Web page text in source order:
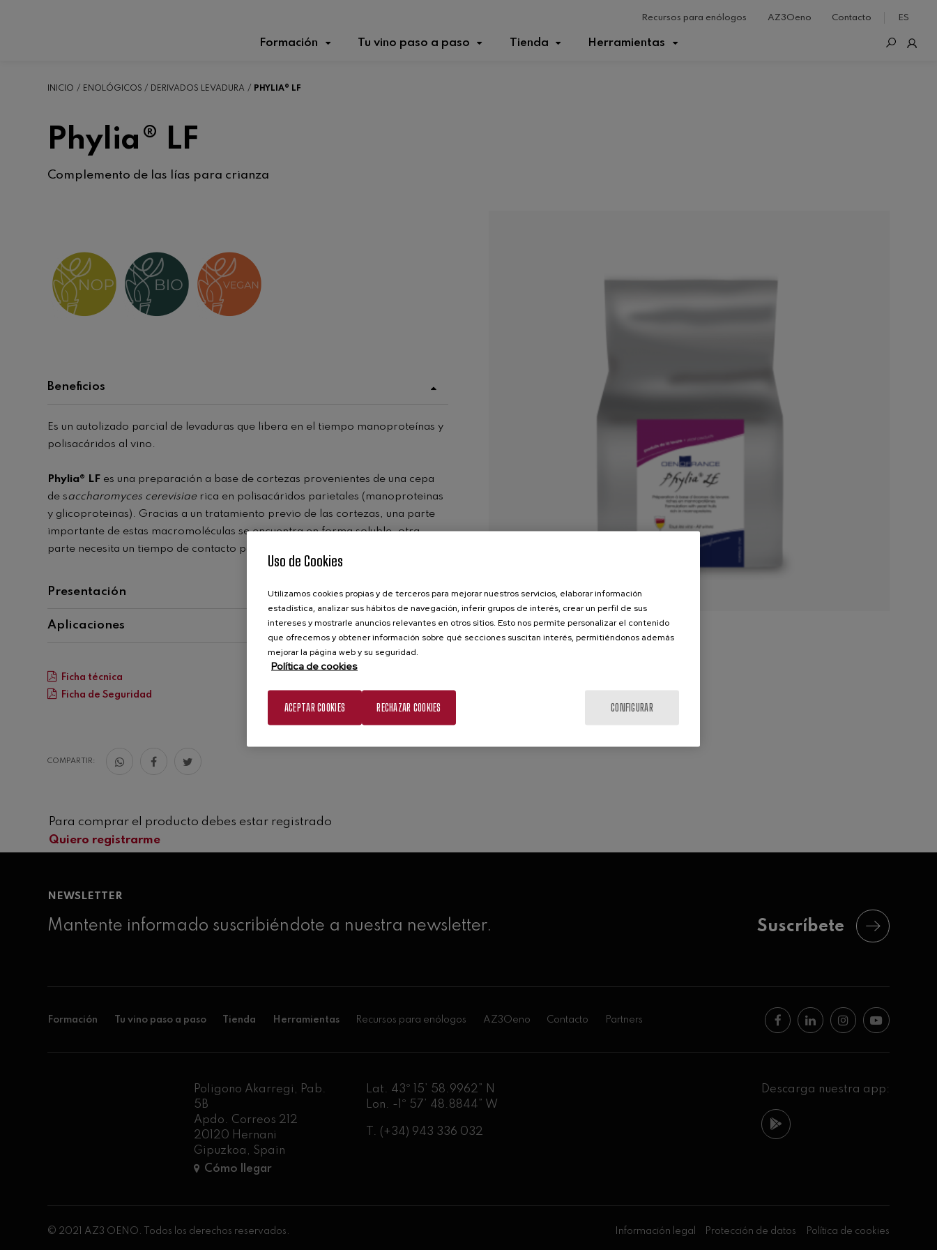
Formación Tu vino paso a paso Tienda Herramientas
ES
Recursos para enólogos AZ3Oeno Contacto
INICIO ENOLÓGICOS DERIVADOS LEVADURA PHYLIA® LF
Phylia® LF
Complemento de las lías para crianza
Beneficios
Es un autolizado parcial de levaduras que libera en el tiempo manoproteínas y
polisacáridos al vino.
Phylia® LF es una preparación a base de cortezas provenientes de una cepa
de saccharomyces cerevisiaerica en polisacáridos parietales (manoproteinas
y glicoproteinas). Gracias a un tratamiento previo de las cortezas, una parte
importante de estas macromoléculas se encuentra en forma soluble, otra
parte necesita un tiempo de contacto para ser cedida al vino.
Presentación
Envase:
Aplicaciones
Ficha técnica
Ficha de Seguridad
COMPARTIR:
Para comprar el producto debes estar registrado
Quiero registrarme
NEWSLETTER
Mantente informado suscribiéndote a nuestra newsletter. Suscríbete
Formación Tu vino paso a paso Tienda Herramientas Recursos para enólogos AZ3Oeno Contacto Partners
Poligono Akarregi, Pab.
5B
Apdo. Correos 212
20120 Hernani
Gipuzkoa, Spain
Cómo llegar
Lat. 43º 15’ 58.9962” N
Lon. -1º 57’ 48.8844” W
T. (+34) 943 336 032
Descarga nuestra app:
© 2021 AZ3 OENO. Todos los derechos reservados. Información legal Protección de datos Política de cookies
Uso de Cookies
Utilizamos cookies propias y de terceros para mejorar nuestros servicios, elaborar información
estadística, analizar sus hábitos de navegación, inferir grupos de interés, crear un perfil de sus
intereses y mostrarle anuncios relevantes en otros sitios. Esto nos permite personalizar el contenido
que ofrecemos y obtener información sobre qué secciones suscitan interés, permitiéndonos además
mejorar la página web y su seguridad.
Política de cookies
RECHAZAR COOKIES
ACEPTAR COOKIES CONFIGURAR